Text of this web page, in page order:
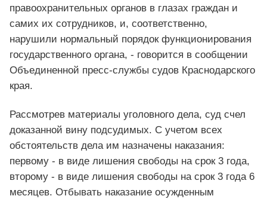
правоохранительных органов в глазах граждан и
самих их сотрудников, и, соответственно,
нарушили нормальный порядок функционирования
государственного органа, - говорится в сообщении
Объединенной пресс-службы судов Краснодарского
края.
Рассмотрев материалы уголовного дела, суд счел
доказанной вину подсудимых. С учетом всех
обстоятельств дела им назначены наказания:
первому - в виде лишения свободы на срок 3 года,
второму - в виде лишения свободы на срок 3 года 6
месяцев. Отбывать наказание осужденным